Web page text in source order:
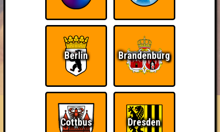
HIGHSCORE RESERVIERUNG
FAQ ÜBER UNS
BrainyBrainy BummBumm
Berlin Brandenburg
Cottbus Dresden